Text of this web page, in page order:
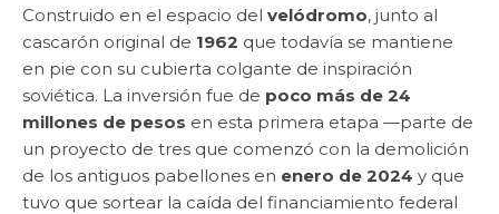
Construido en el espacio del velódromo, junto al
cascarón original de 1962 que todavía se mantiene
en pie con su cubierta colgante de inspiración
soviética. La inversión fue de poco más de 24
millones de pesos en esta primera etapa —parte de
un proyecto de tres que comenzó con la demolición
de los antiguos pabellones en enero de 2024 y que
tuvo que sortear la caída del financiamiento federal